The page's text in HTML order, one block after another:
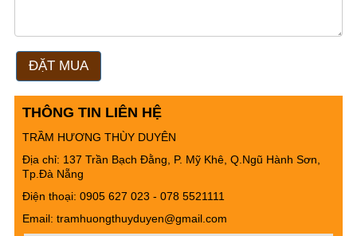
ĐẶT MUA
THÔNG TIN LIÊN HỆ
TRẦM HƯƠNG THÙY DUYÊN
Địa chỉ: 137 Trần Bạch Đằng, P. Mỹ Khê, Q.Ngũ Hành Sơn,
Tp.Đà Nẵng
Điện thoại: 0905 627 023 - ‭078 5521111
Email: tramhuongthuyduyen@gmail.com